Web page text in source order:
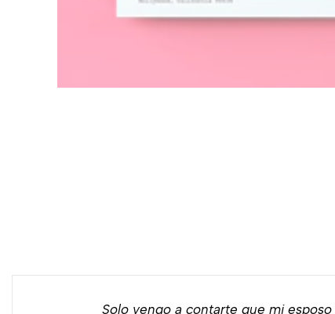
Solo vengo a contarte que mi